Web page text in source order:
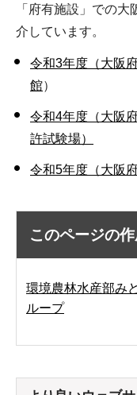
「府有施設」での
介しています。
令和3年度（大阪
館）
令和4年度（大阪
許試験場）
令和5年度（大阪
このページの
環境農林水産部み
ループ